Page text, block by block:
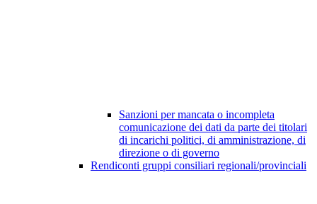
Sanzioni per mancata o incompleta
comunicazione dei dati da parte dei titolari
di incarichi politici, di amministrazione, di
direzione o di governo
Rendiconti gruppi consiliari regionali/provinciali